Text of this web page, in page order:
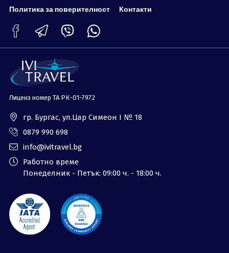
Политика за поверителност
Контакти
Лиценз номер ТА РК-01-7972
гр. Бургас, ул.Цар Симеон I № 18
0879 990 698
info@ivitravel.bg
Работно време
Понеделник - Петък: 09:00 ч. - 18:00 ч.